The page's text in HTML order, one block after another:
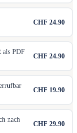
CHF 24.90
als PDF
CHF 24.90
CHF 19.90
nach
CHF 29.90